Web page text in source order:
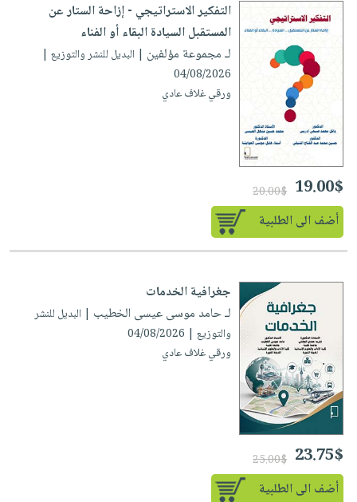
التفكير الاستراتيجي - إزاحة الستار عن
المستقبل السيادة البقاء أو الفناء
لـ مجموعة مؤلفين | البديل للنشر والتوزيع |
04/08/2026
ورقي غلاف عادي
19.00$
20.00$
أضف الى الطلبية
جغرافية الخدمات
لـ حامد موسى عيسى الخطيب | البديل للنشر
والتوزيع | 04/08/2026
ورقي غلاف عادي
23.75$
25.00$
أضف الى الطلبية